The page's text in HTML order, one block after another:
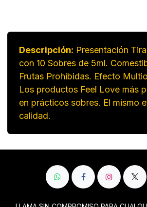
Descripción: Presentación
con 10 Sobres de 5ml.
Frutas Prohibidas. Efecto
Los productos Feel Love más
en prácticos sobres. El mismo
calidad.